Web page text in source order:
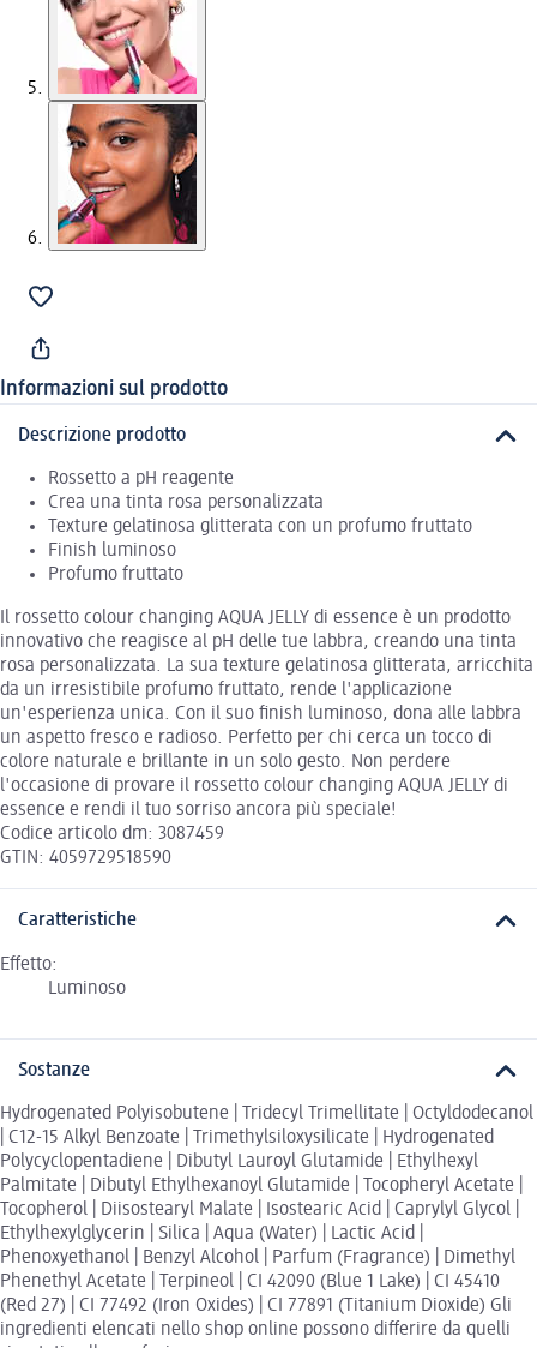
Informazioni sul prodotto
Descrizione prodotto
Rossetto a pH reagente
Crea una tinta rosa personalizzata
Texture gelatinosa glitterata con un profumo fruttato
Finish luminoso
Profumo fruttato
Il rossetto colour changing AQUA JELLY di essence è un prodotto
innovativo che reagisce al pH delle tue labbra, creando una tinta
rosa personalizzata. La sua texture gelatinosa glitterata, arricchita
da un irresistibile profumo fruttato, rende l'applicazione
un'esperienza unica. Con il suo finish luminoso, dona alle labbra
un aspetto fresco e radioso. Perfetto per chi cerca un tocco di
colore naturale e brillante in un solo gesto. Non perdere
l'occasione di provare il rossetto colour changing AQUA JELLY di
essence e rendi il tuo sorriso ancora più speciale!
Codice articolo dm: 3087459
GTIN: 4059729518590
Caratteristiche
Effetto:
Luminoso
Sostanze
Hydrogenated Polyisobutene | Tridecyl Trimellitate | Octyldodecanol
| C12-15 Alkyl Benzoate | Trimethylsiloxysilicate | Hydrogenated
Polycyclopentadiene | Dibutyl Lauroyl Glutamide | Ethylhexyl
Palmitate | Dibutyl Ethylhexanoyl Glutamide | Tocopheryl Acetate |
Tocopherol | Diisostearyl Malate | Isostearic Acid | Caprylyl Glycol |
Ethylhexylglycerin | Silica | Aqua (Water) | Lactic Acid |
Phenoxyethanol | Benzyl Alcohol | Parfum (Fragrance) | Dimethyl
Phenethyl Acetate | Terpineol | CI 42090 (Blue 1 Lake) | CI 45410
(Red 27) | CI 77492 (Iron Oxides) | CI 77891 (Titanium Dioxide) Gli
ingredienti elencati nello shop online possono differire da quelli